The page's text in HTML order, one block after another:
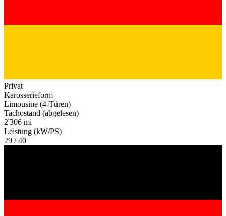
Privat
Karosserieform
Limousine (4-Türen)
Tachostand (abgelesen)
2'306 mi
Leistung (kW/PS)
29 / 40